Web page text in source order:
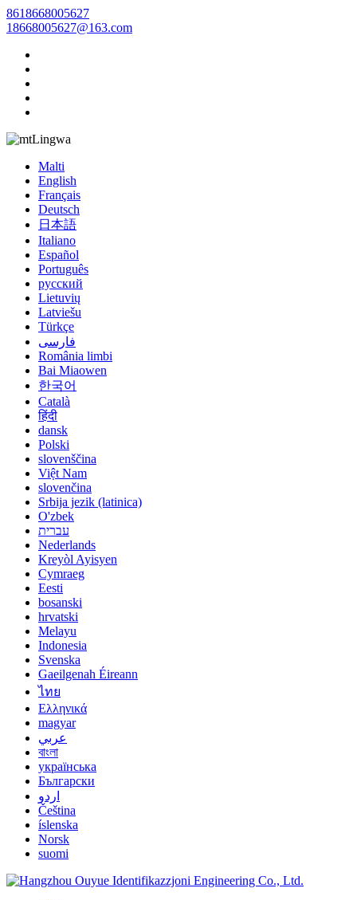
8618668005627
18668005627@163.com
Lingwa
Malti
English
Français
Deutsch
日本語
Italiano
Español
Português
русский
Lietuvių
Latviešu
Türkçe
فارسی
România limbi
Bai Miaowen
한국어
Català
हिंदी
dansk
Polski
slovenščina
Việt Nam
slovenčina
Srbija jezik (latinica)
O'zbek
עברית
Nederlands
Kreyòl Ayisyen
Cymraeg
Eesti
bosanski
hrvatski
Melayu
Indonesia
Svenska
Gaeilgenah Éireann
ไทย
Ελληνικά
magyar
عربي
বাংলা
українська
Български
اردو
Čeština
íslenska
Norsk
suomi